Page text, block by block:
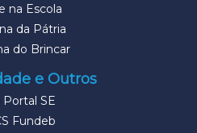
na Escola
da Pátria
do Brincar
e Outros
Portal SE
Fundeb